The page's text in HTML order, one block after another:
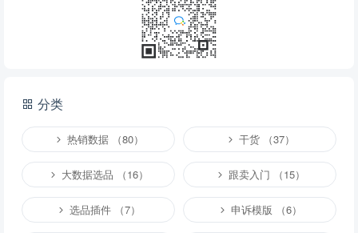
说明：请文明发言，共建和谐网络，您的个人信息不会被公开显示。
分类
热销数据 （80） 干货 （37）
大数据选品 （16） 跟卖入门 （15）
选品插件 （7） 申诉模版 （6）